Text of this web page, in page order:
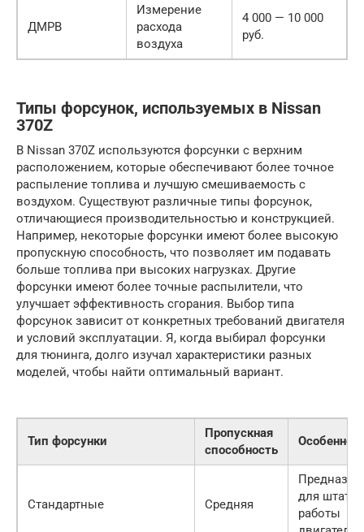
ДМРВ
Измерение
расхода
воздуха
4 000 — 10 000
руб.
Типы форсунок, используемых в Nissan
370Z
В Nissan 370Z используются форсунки с верхним
расположением, которые обеспечивают более точное
распыление топлива и лучшую смешиваемость с
воздухом. Существуют различные типы форсунок,
отличающиеся производительностью и конструкцией.
Например, некоторые форсунки имеют более высокую
пропускную способность, что позволяет им подавать
больше топлива при высоких нагрузках. Другие
форсунки имеют более точные распылители, что
улучшает эффективность сгорания. Выбор типа
форсунок зависит от конкретных требований двигателя
и условий эксплуатации. Я, когда выбирал форсунки
для тюнинга, долго изучал характеристики разных
моделей, чтобы найти оптимальный вариант.
Тип форсунки
Пропускная
способность
Стандартные Средняя
для
работы